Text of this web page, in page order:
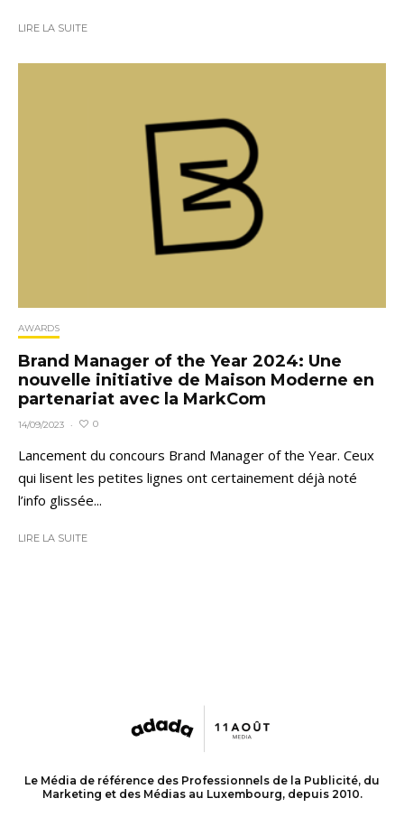
LIRE LA SUITE
AWARDS
Brand Manager of the Year 2024: Une
nouvelle initiative de Maison Moderne en
partenariat avec la MarkCom
14/09/2023 · 0
Lancement du concours Brand Manager of the Year. Ceux
qui lisent les petites lignes ont certainement déjà noté
l’info glissée...
LIRE LA SUITE
Le Média de référence des Professionnels de la Publicité, du
Marketing et des Médias au Luxembourg, depuis 2010.